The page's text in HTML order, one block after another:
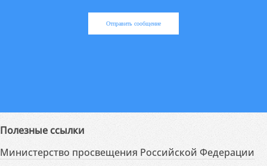
Отправить сообщение
Полезные ссылки
Министерство просвещения Российской Федерации